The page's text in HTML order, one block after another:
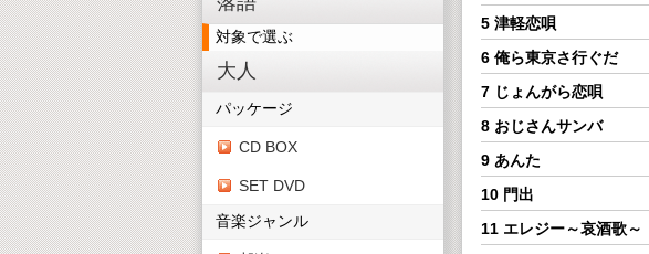
対象で選ぶ
大人
パッケージ
CD BOX
SET DVD
音楽ジャンル
5 津軽恋唄
6 俺ら東京さ行ぐだ
7 じょんがら恋唄
8 おじさんサンバ
9 あんた
10 門出
11 エレジー～哀酒歌～